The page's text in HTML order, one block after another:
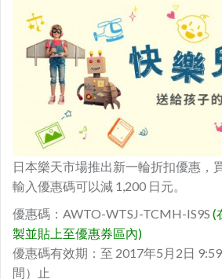
日本樂天市場推出新一輪折扣優惠，
輸入優惠碼可以減 1,200 日元。
優惠碼：AWTO-WTSJ-TCMH-IS9S (
製並貼上至優惠券區內)
優惠碼有效期：至 2017年5月2日
間）止